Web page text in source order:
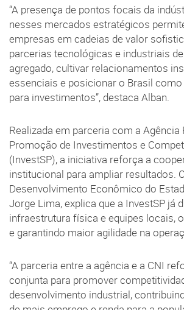
“A presença de pontos focais da
nesses mercados estratégicos
empresas em cadeias de valor
parcerias tecnológicas e industriais
agregado, cultivar relacionamentos
essenciais e posicionar o Brasil
para investimentos”, destaca Alban.
Realizada em parceria com a Agência
Promoção de Investimentos e
(InvestSP), a iniciativa reforça a
institucional para ampliar resultados.
Desenvolvimento Econômico do
Jorge Lima, explica que a InvestSP já
infraestrutura física e equipes locais,
e garantindo maior agilidade na
“A parceria entre a agência e a CNI
conjunta para promover
desenvolvimento industrial,